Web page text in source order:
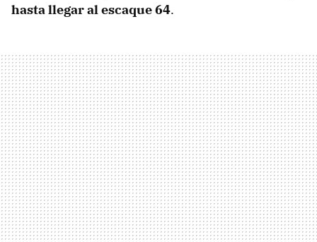
hasta llegar al escaque 64.